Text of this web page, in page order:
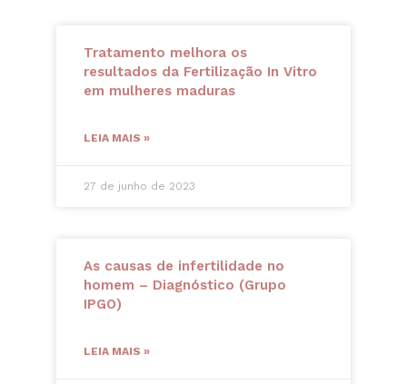
Tratamento melhora os
resultados da Fertilização In Vitro
em mulheres maduras
LEIA MAIS »
27 de junho de 2023
As causas de infertilidade no
homem – Diagnóstico (Grupo
IPGO)
LEIA MAIS »